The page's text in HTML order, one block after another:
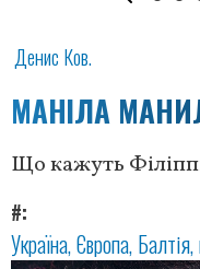
Денис Ков.
МАНІЛА
Що кажуть
#
Україна Європа Балтія